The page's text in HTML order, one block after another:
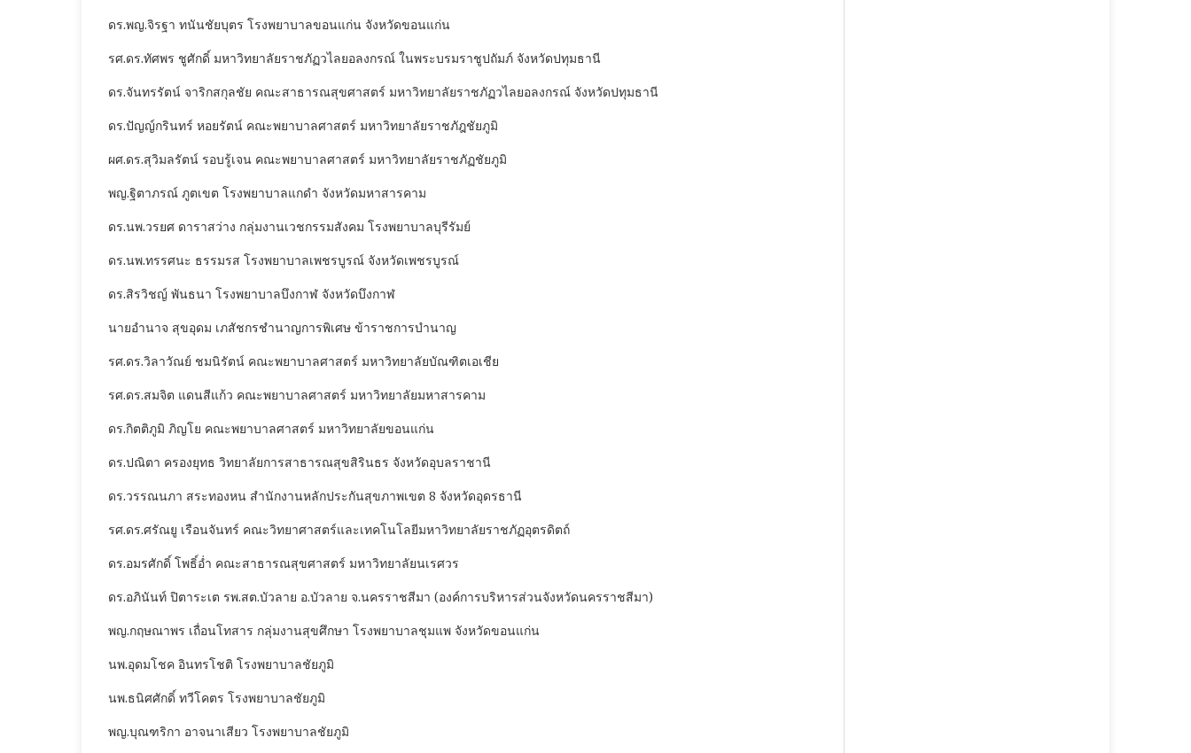
ดร.พญ.จิรฐา ทนันชัยบุตร โรงพยาบาลขอนแก่น จังหวัดขอนแก่น
รศ.ดร.ทัศพร ชูศักดิ์ มหาวิทยาลัยราชภัฏวไลยอลงกรณ์ ในพระบรมราชูปถัมภ์ จังหวัดปทุมธานี
ดร.จันทรรัตน์ จาริกสกุลชัย คณะสาธารณสุขศาสตร์ มหาวิทยาลัยราชภัฏวไลยอลงกรณ์ จังหวัดปทุมธานี
ดร.ปัญญ์กรินทร์ หอยรัตน์ คณะพยาบาลศาสตร์ มหาวิทยาลัยราชภัฎชัยภูมิ
ผศ.ดร.สุวิมลรัตน์ รอบรู้เจน คณะพยาบาลศาสตร์ มหาวิทยาลัยราชภัฏชัยภูมิ
พญ.ฐิตาภรณ์ ภูตเขต โรงพยาบาลแกดำ จังหวัดมหาสารคาม
ดร.นพ.วรยศ ดาราสว่าง กลุ่มงานเวชกรรมสังคม โรงพยาบาลบุรีรัมย์
ดร.นพ.ทรรศนะ ธรรมรส โรงพยาบาลเพชรบูรณ์ จังหวัดเพชรบูรณ์
ดร.สิรวิชญ์ พันธนา โรงพยาบาลบึงกาฬ จังหวัดบึงกาฬ
นายอำนาจ สุขอุดม เภสัชกรชำนาญการพิเศษ ข้าราชการบำนาญ
รศ.ดร.วิลาวัณย์ ชมนิรัตน์ คณะพยาบาลศาสตร์ มหาวิทยาลัยบัณฑิตเอเชีย
รศ.ดร.สมจิต แดนสีแก้ว คณะพยาบาลศาสตร์ มหาวิทยาลัยมหาสารคาม
ดร.กิตติภูมิ ภิญโย คณะพยาบาลศาสตร์ มหาวิทยาลัยขอนแก่น
ดร.ปณิตา ครองยุทธ วิทยาลัยการสาธารณสุขสิรินธร จังหวัดอุบลราชานี
ดร.วรรณนภา สระทองหน สำนักงานหลักประกันสุขภาพเขต 8 จังหวัดอุดรธานี
รศ.ดร.ศรัณยู เรือนจันทร์ คณะวิทยาศาสตร์และเทคโนโลยีมหาวิทยาลัยราชภัฏอุตรดิตถ์
ดร.อมรศักดิ์ โพธิ์อ่ำ คณะสาธารณสุขศาสตร์ มหาวิทยาลัยนเรศวร
ดร.อภินันท์ ปิตาระเต รพ.สต.บัวลาย อ.บัวลาย จ.นครราชสีมา (องค์การบริหารส่วนจังหวัดนครราชสีมา)
พญ.กฤษณาพร เถื่อนโทสาร กลุ่มงานสุขศึกษา โรงพยาบาลชุมแพ จังหวัดขอนแก่น
นพ.อุดมโชค อินทรโชติ โรงพยาบาลชัยภูมิ
นพ.ธนิศศักดิ์ ทวีโคตร โรงพยาบาลชัยภูมิ
พญ.บุณฑริกา อาจนาเสียว โรงพยาบาลชัยภูมิ